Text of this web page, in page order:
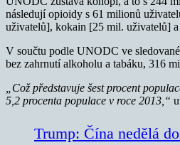
následují opioidy s 61 milionů
uživatelů], kokain [25 mil. uživatelů]
V součtu podle UNODC ve
bez zahrnutí alkoholu a tabáku, 316
„Což představuje šest procent
5,2 procenta populace v roce 2013,“
Trump: Čína nedělá